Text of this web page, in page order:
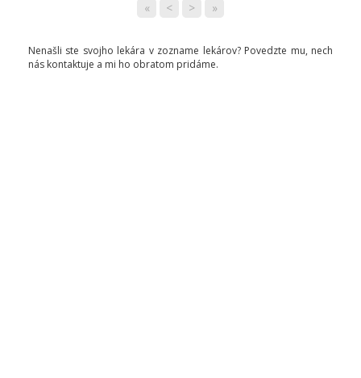
« < > »
Nenašli ste svojho lekára v zozname lekárov? Povedzte mu, nech
nás kontaktuje a mi ho obratom pridáme.